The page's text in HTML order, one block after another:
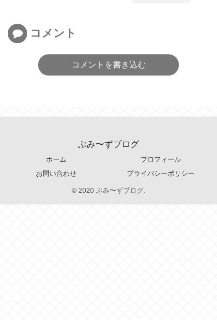
コメント
コメントを書き込む
ぶみ〜ずブログ
ホーム
プロフィール
お問い合わせ
プライバシーポリシー
© 2020 ぶみ〜ずブログ.